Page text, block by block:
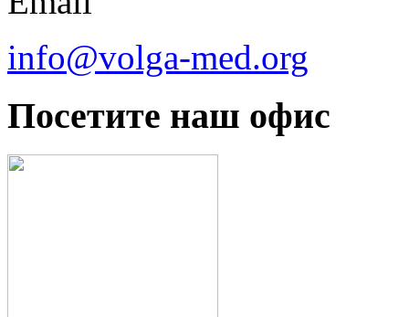
info@volga-med.org
Посетите наш офис